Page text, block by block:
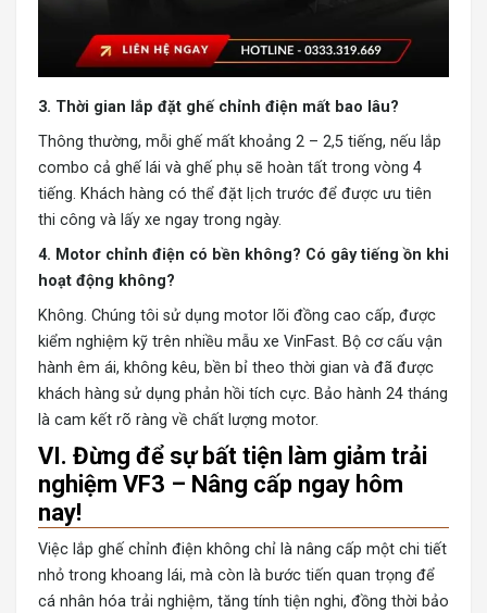
3. Thời gian lắp đặt ghế chỉnh điện mất bao lâu?
Thông thường, mỗi ghế mất khoảng 2 – 2,5 tiếng, nếu lắp
combo cả ghế lái và ghế phụ sẽ hoàn tất trong vòng 4
tiếng. Khách hàng có thể đặt lịch trước để được ưu tiên
thi công và lấy xe ngay trong ngày.
4. Motor chỉnh điện có bền không? Có gây tiếng ồn khi
hoạt động không?
Không. Chúng tôi sử dụng motor lõi đồng cao cấp, được
kiểm nghiệm kỹ trên nhiều mẫu xe VinFast. Bộ cơ cấu vận
hành êm ái, không kêu, bền bỉ theo thời gian và đã được
khách hàng sử dụng phản hồi tích cực. Bảo hành 24 tháng
là cam kết rõ ràng về chất lượng motor.
VI. Đừng để sự bất tiện làm giảm trải
nghiệm VF3 – Nâng cấp ngay hôm
nay!
Việc lắp ghế chỉnh điện không chỉ là nâng cấp một chi tiết
nhỏ trong khoang lái, mà còn là bước tiến quan trọng để
cá nhân hóa trải nghiệm, tăng tính tiện nghi, đồng thời bảo